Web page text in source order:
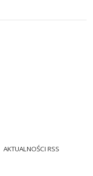
AKTUALNOŚCI RSS